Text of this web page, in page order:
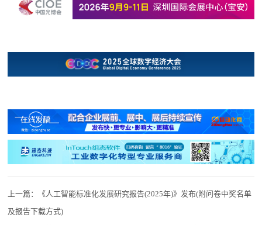
上一篇：
《人工智能标准化发展研究报告(2025年)》发布(附问卷中奖名单
及报告下载方式)